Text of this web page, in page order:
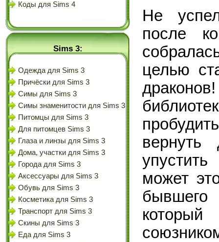
Коды для Sims 4
Sims 3:
Одежда для Sims 3
Причёски для Sims 3
Симы для Sims 3
Симы знаменитости для Sims 3
Питомцы для Sims 3
Для питомцев Sims 3
Глаза и линзы для Sims 3
Дома, участки для Sims 3
Города для Sims 3
Аксессуары для Sims 3
Обувь для Sims 3
Косметика для Sims 3
Транспорт для Sims 3
Скины для Sims 3
Еда для Sims 3
Не
после
целью
может